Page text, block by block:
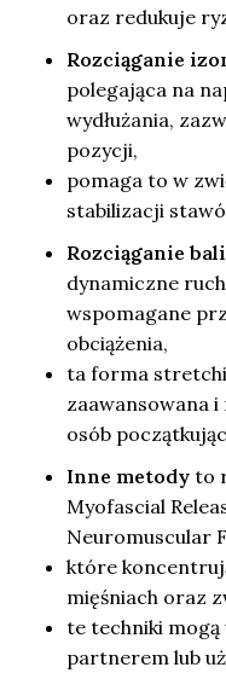
oraz redukuje
Rozciąganie
polegająca na
wydłużania,
pozycji,
pomaga to w
stabilizacji
Rozciąganie
dynamiczne
wspomagane
obciążenia,
ta forma
zaawansowana i
osób
Inne metody to
Myofascial
Neuromuscular
które
mięśniach oraz
te techniki mogą
partnerem lub